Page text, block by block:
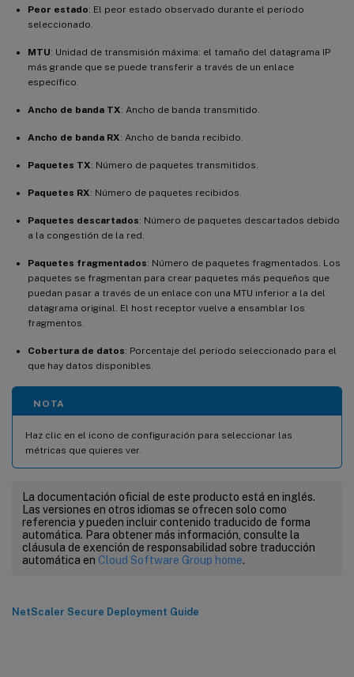
Peor estado: El peor estado observado durante el período
seleccionado.
MTU: Unidad de transmisión máxima: el tamaño del datagrama IP
más grande que se puede transferir a través de un enlace
específico.
Ancho de banda TX: Ancho de banda transmitido.
Ancho de banda RX: Ancho de banda recibido.
Paquetes TX: Número de paquetes transmitidos.
Paquetes RX: Número de paquetes recibidos.
Paquetes descartados: Número de paquetes descartados debido
a la congestión de la red.
Paquetes fragmentados: Número de paquetes fragmentados. Los
paquetes se fragmentan para crear paquetes más pequeños que
puedan pasar a través de un enlace con una MTU inferior a la del
datagrama original. El host receptor vuelve a ensamblar los
fragmentos.
Cobertura de datos: Porcentaje del período seleccionado para el
que hay datos disponibles.
NOTA
Haz clic en el icono de configuración para seleccionar las
métricas que quieres ver.
La documentación oficial de este producto está en inglés.
Las versiones en otros idiomas se ofrecen solo como
referencia y pueden incluir contenido traducido de forma
automática. Para obtener más información, consulte la
cláusula de exención de responsabilidad sobre traducción
automática en Cloud Software Group home.
NetScaler Secure Deployment Guide